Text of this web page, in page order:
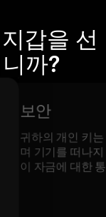
갑을 선
까?
보안
귀하의 개인 키
며 기기를 떠나
이 자금에 대한